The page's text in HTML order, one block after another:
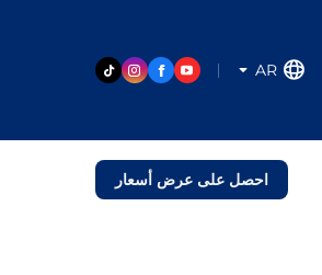
AR
احصل على عرض أسعار